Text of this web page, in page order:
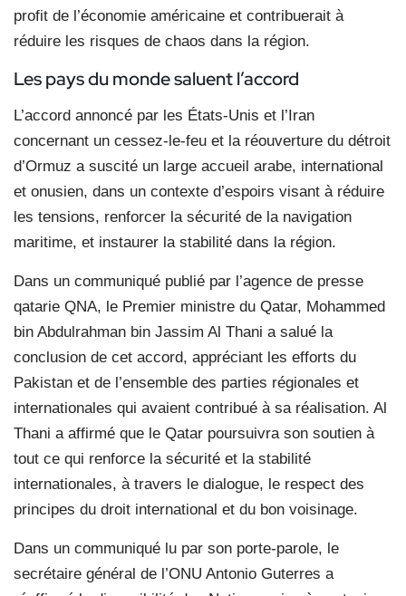
profit de l’économie américaine et contribuerait à
réduire les risques de chaos dans la région.
Les pays du mondesaluent l’accord
L’accord annoncé par les États-Unis et l’Iran
concernant un cessez-le-feu et la réouverture du détroit
d’Ormuz a suscité un large accueil arabe, international
et onusien, dans un contexte d’espoirs visant à réduire
les tensions, renforcer la sécurité de la navigation
maritime, et instaurer la stabilité dans la région.
Dans un communiqué publié par l’agence de presse
qatarie QNA, le Premier ministre du Qatar, Mohammed
bin Abdulrahman bin Jassim Al Thani a salué la
conclusion de cet accord, appréciant les efforts du
Pakistan et de l’ensemble des parties régionales et
internationales qui avaient contribué à sa réalisation. Al
Thani a affirmé que le Qatar poursuivra son soutien à
tout ce qui renforce la sécurité et la stabilité
internationales, à travers le dialogue, le respect des
principes du droit international et du bon voisinage.
Dans un communiqué lu par son porte-parole, le
secrétaire général de l’ONU Antonio Guterres a